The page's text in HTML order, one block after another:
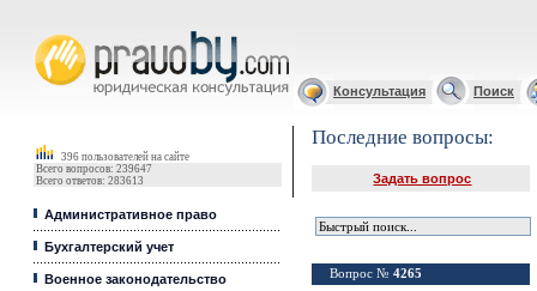
Консультация Поиск
396 пользователей на сайте
Всего вопросов: 239647
Всего ответов: 283613
Административное право
Бухгалтерский учет
Военное законодательство
Последние вопросы:
Задать вопрос
Вопрос № 4265